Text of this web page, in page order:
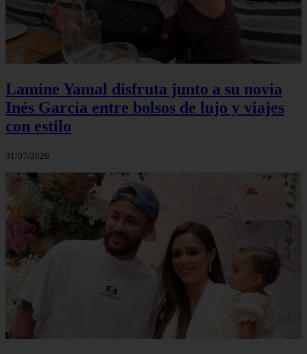
Lamine Yamal disfruta junto a su novia
Inés García entre bolsos de lujo y viajes
con estilo
31/07/2026